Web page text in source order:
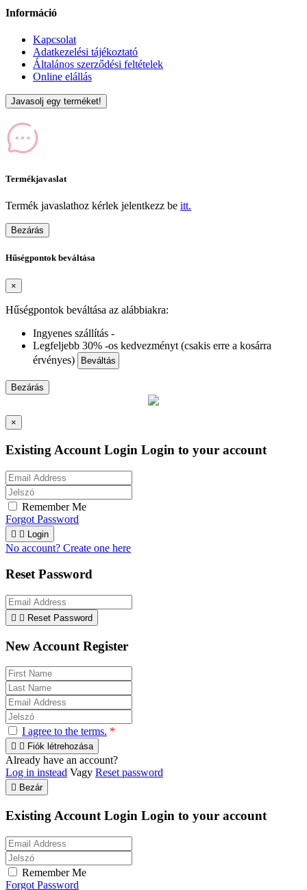
Információ
Kapcsolat
Adatkezelési tájékoztató
Általános szerződési feltételek
Online elállás
Javasolj egy terméket!
Termékjavaslat
Termék javaslathoz kérlek jelentkezz be itt.
Bezárás
Hűségpontok beváltása
×
Hűségpontok beváltása az alábbiakra:
Ingyenes szállítás -
Legfeljebb 30% -os kedvezményt (csakis erre a kosárra
érvényes)
Beváltás
Bezárás
×
Existing Account Login Login to your account
Remember Me
Forgot Password
  Login
No account? Create one here
Reset Password
  Reset Password
New Account Register
I agree to the terms. *
  Fiók létrehozása
Already have an account?
Log in instead Vagy Reset password
 Bezár
Existing Account Login Login to your account
Remember Me
Forgot Password